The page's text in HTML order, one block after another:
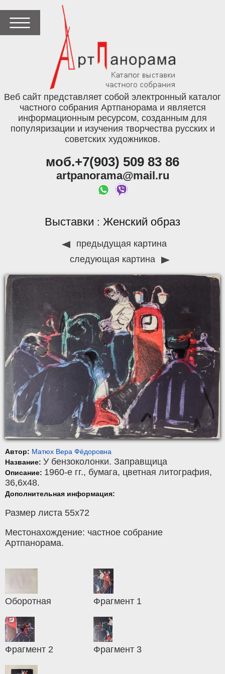
Веб сайт представляет собой электронный каталог
частного собрания Артпанорама и является
информационным ресурсом, созданным для
популяризации и изучения творчества русских и
советских художников.
моб.+7(903) 509 83 86
artpanorama@mail.ru
Выставки : Женский образ
предыдущая картина
следующая картина
Автор: Матюх Вера Фёдоровна
Название: У бензоколонки. Заправщица
Описание: 1960-е гг., бумага, цветная литография,
36,6x48.
Дополнительная информация:
Размер листа 55х72
Местонахождение: частное собрание
Артпанорама.
Оборотная Фрагмент 1
Фрагмент 2 Фрагмент 3